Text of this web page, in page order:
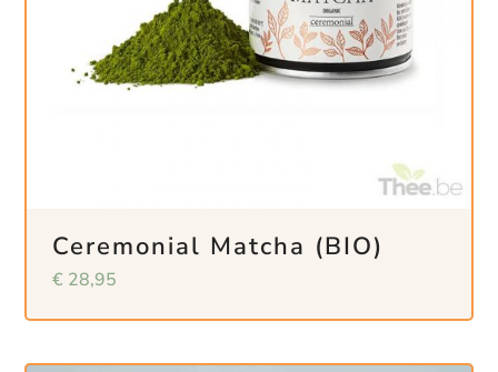
Ceremonial Matcha (BIO)
€ 28,95